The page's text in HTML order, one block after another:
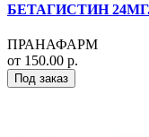
БЕТАГИСТИН
ПРАНАФАРМ
от 150.00 р.
Под заказ